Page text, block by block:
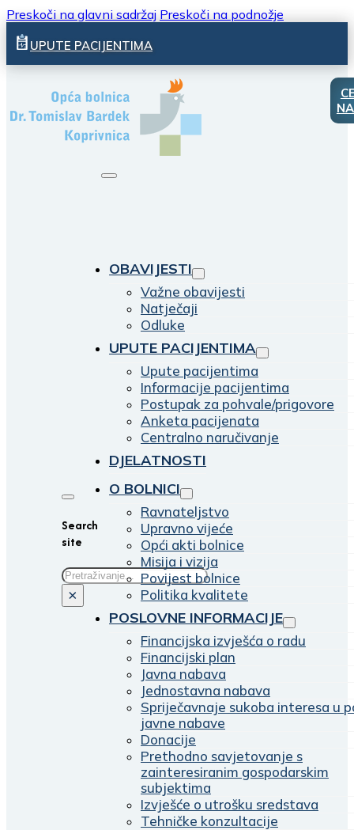
Preskoči na glavni sadržaj Preskoči na podnožje
UPUTE PACIJENTIMA
Search
site
Traži
×
OBAVIJESTI
Važne obavijesti
Natječaji
Odluke
UPUTE PACIJENTIMA
Upute pacijentima
Informacije pacijentima
Postupak za pohvale/prigovore
Anketa pacijenata
Centralno naručivanje
DJELATNOSTI
O BOLNICI
Ravnateljstvo
Upravno vijeće
Opći akti bolnice
Misija i vizija
Povijest bolnice
Politika kvalitete
POSLOVNE INFORMACIJE
Financijska izvješća o radu
Financijski plan
Javna nabava
Jednostavna nabava
Spriječavnaje sukoba interesa u
javne nabave
Donacije
Prethodno savjetovanje s
zainteresiranim gospodarskim
subjektima
Izvješće o utrošku sredstava
Tehničke konzultacije